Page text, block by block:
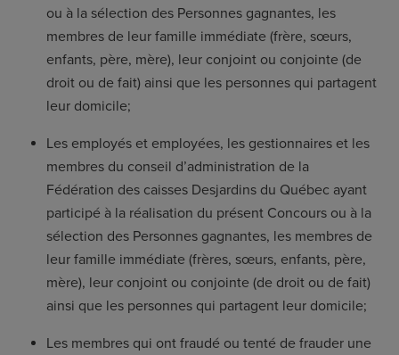
ou à la sélection des Personnes gagnantes, les
membres de leur famille immédiate (frère, sœurs,
enfants, père, mère), leur conjoint ou conjointe (de
droit ou de fait) ainsi que les personnes qui partagent
leur domicile;
Les employés et employées, les gestionnaires et les
membres du conseil d’administration de la
Fédération des caisses Desjardins du Québec ayant
participé à la réalisation du présent Concours ou à la
sélection des Personnes gagnantes, les membres de
leur famille immédiate (frères, sœurs, enfants, père,
mère), leur conjoint ou conjointe (de droit ou de fait)
ainsi que les personnes qui partagent leur domicile;
Les membres qui ont fraudé ou tenté de frauder une